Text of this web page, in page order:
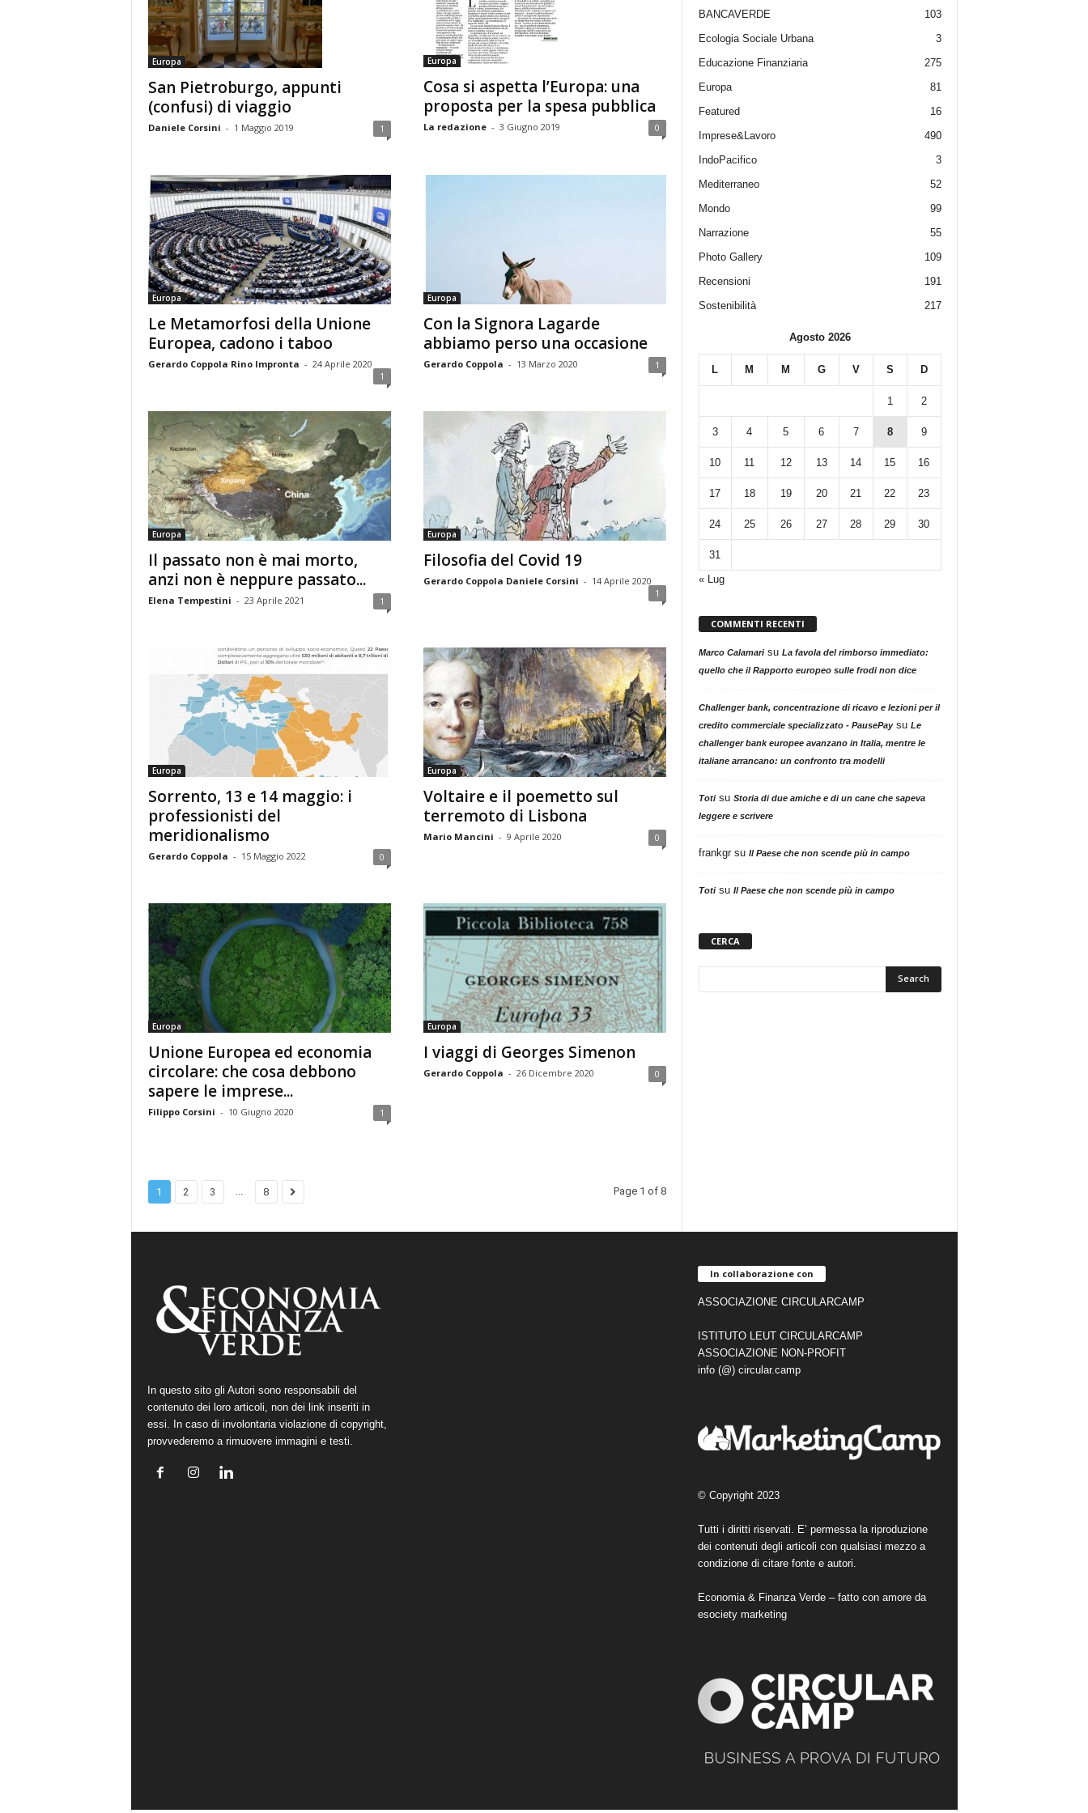
Europa
San Pietroburgo, appunti
(confusi) di viaggio
Daniele Corsini - 1 Maggio 2019 1
Europa
Cosa si aspetta l’Europa: una
proposta per la spesa pubblica
La redazione - 3 Giugno 2019 0
Europa
Le Metamorfosi della Unione
Europea, cadono i taboo
Gerardo Coppola Rino Impronta - 24 Aprile 2020
1
Europa
Con la Signora Lagarde
abbiamo perso una occasione
Gerardo Coppola - 13 Marzo 2020 1
Europa
Il passato non è mai morto,
anzi non è neppure passato...
Elena Tempestini - 23 Aprile 2021 1
Europa
Filosofia del Covid 19
Gerardo Coppola Daniele Corsini - 14 Aprile 2020
1
Europa
Sorrento, 13 e 14 maggio: i
professionisti del
meridionalismo
Gerardo Coppola - 15 Maggio 2022 0
Europa
Voltaire e il poemetto sul
terremoto di Lisbona
Mario Mancini - 9 Aprile 2020 0
Europa
Unione Europea ed economia
circolare: che cosa debbono
sapere le imprese...
Filippo Corsini - 10 Giugno 2020 1
Europa
I viaggi di Georges Simenon
Gerardo Coppola - 26 Dicembre 2020 0
1 2 3 8 Page 1 of 8
BANCAVERDE
103
Ecologia Sociale Urbana
3
Educazione Finanziaria
275
Europa
81
Featured
16
Imprese&Lavoro
490
IndoPacifico
3
Mediterraneo
52
Mondo
99
Narrazione
55
Photo Gallery
109
Recensioni
191
Sostenibilità
217
Agosto 2026
L M M G V S D
1 2
3 4 5 6 7 8 9
10 11 12 13 14 15 16
17 18 19 20 21 22 23
24 25 26 27 28 29 30
31
« Lug
COMMENTI RECENTI
Marco Calamarisu La favola del rimborso immediato:
quello che il Rapporto europeo sulle frodi non dice
Challenger bank, concentrazione di ricavo e lezioni per il
credito commerciale specializzato - PausePaysu Le
challenger bank europee avanzano in Italia, mentre le
italiane arrancano: un confronto tra modelli
Totisu Storia di due amiche e di un cane che sapeva
leggere e scrivere
frankgrsu Il Paese che non scende più in campo
Totisu Il Paese che non scende più in campo
CERCA
In questo sito gli Autori sono responsabili del
contenuto dei loro articoli, non dei link inseriti in
essi. In caso di involontaria violazione di copyright,
provvederemo a rimuovere immagini e testi.
In collaborazione con
ASSOCIAZIONE CIRCULARCAMP
ISTITUTO LEUT CIRCULARCAMP
ASSOCIAZIONE NON-PROFIT
info (@) circular.camp
© Copyright 2023
Tutti i diritti riservati. E’ permessa la riproduzione
dei contenuti degli articoli con qualsiasi mezzo a
condizione di citare fonte e autori.
Economia & Finanza Verde – fatto con amore da
esociety marketing